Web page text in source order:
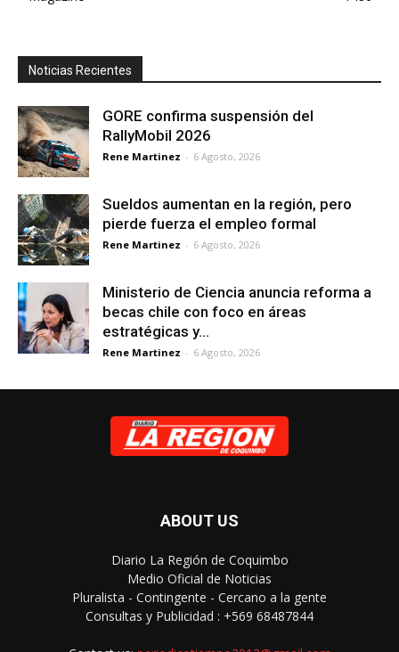
Noticias Recientes
GORE confirma suspensión del
RallyMobil 2026
Rene Martinez - 6 Agosto, 2026
Sueldos aumentan en la región, pero
pierde fuerza el empleo formal
Rene Martinez - 6 Agosto, 2026
Ministerio de Ciencia anuncia reforma a
becas chile con foco en áreas
estratégicas y...
Rene Martinez - 6 Agosto, 2026
ABOUT US
Diario La Región de Coquimbo
Medio Oficial de Noticias
Pluralista - Contingente - Cercano a la gente
Consultas y Publicidad : +569 68487844